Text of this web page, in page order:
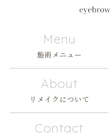
Menu
施術メニュー
About
リメイクについて
Contact